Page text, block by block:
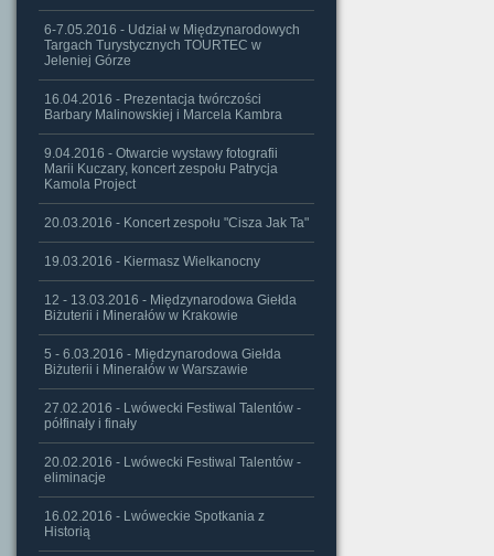
6-7.05.2016 - Udział w Międzynarodowych
Targach Turystycznych TOURTEC w
Jeleniej Górze
16.04.2016 - Prezentacja twórczości
Barbary Malinowskiej i Marcela Kambra
9.04.2016 - Otwarcie wystawy fotografii
Marii Kuczary, koncert zespołu Patrycja
Kamola Project
20.03.2016 - Koncert zespołu "Cisza Jak Ta"
19.03.2016 - Kiermasz Wielkanocny
12 - 13.03.2016 - Międzynarodowa Giełda
Biżuterii i Minerałów w Krakowie
5 - 6.03.2016 - Międzynarodowa Giełda
Biżuterii i Minerałów w Warszawie
27.02.2016 - Lwówecki Festiwal Talentów -
półfinały i finały
20.02.2016 - Lwówecki Festiwal Talentów -
eliminacje
16.02.2016 - Lwóweckie Spotkania z
Historią